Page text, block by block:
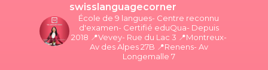
swisslanguagecorner
École de 9 langues- Centre reconnu
d'examen- Certifié eduQua- Depuis
2018 📍Vevey- Rue du Lac 3 📍Montreux-
Av des Alpes 27B 📍Renens- Av
Longemalle 7